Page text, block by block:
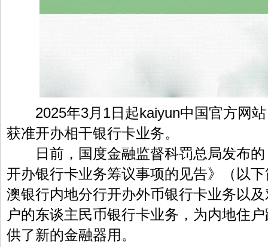
2025年3月1日起kaiyun中国官方网站
获准开办相干银行卡业务。
日前，国度金融监督科罚总局发布的
开办银行卡业务筹议事项的见告》（以下
澳银行内地分行开办外币银行卡业务以
户的东谈主民币银行卡业务，为内地住
供了新的金融器用。